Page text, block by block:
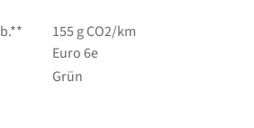
155 g CO2/km
Euro 6e
Grün